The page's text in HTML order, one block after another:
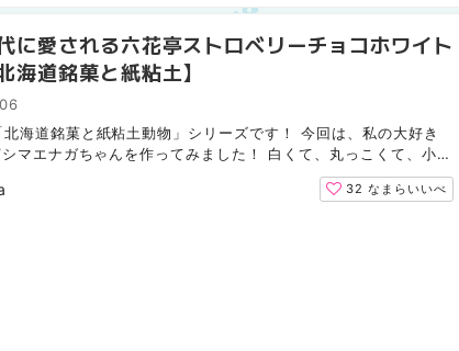
に愛される六花亭ストロベリーチョコホワイト
海道銘菓と紙粘土】
海道銘菓と紙粘土動物」シリーズです！ 今回は、私の大好き
シマエナガちゃんを作ってみました！ 白くて、丸っこくて、小さ
ふで、かわいい。。 北海道で大人気な野鳥です。...
32なまらいいべ